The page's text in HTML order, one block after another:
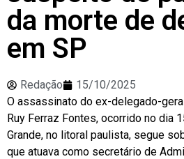
da morte de
em SP
Redação
15/10/2025
O assassinato do ex-delegado-
Ruy Ferraz Fontes, ocorrido no dia
Grande, no litoral paulista, segue
que atuava como secretário de